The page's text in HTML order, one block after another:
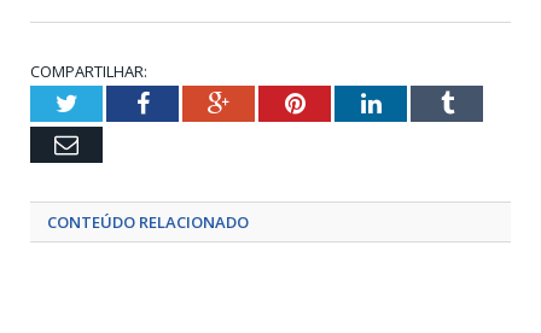
COMPARTILHAR:
TwitterFacebookGoogle+PinterestLinkedInTumblr
Email
CONTEÚDO RELACIONADO